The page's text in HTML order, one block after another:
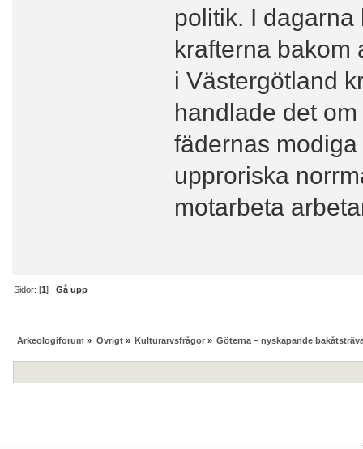
politik. I
krafterna bakom
i Västergötland
handlade det
fädernas
upproriska
motarbeta
Sidor: [1]Gå upp
Arkeologiforum » Övrigt» Kulturarvsfrågor» Göterna – nyskapande